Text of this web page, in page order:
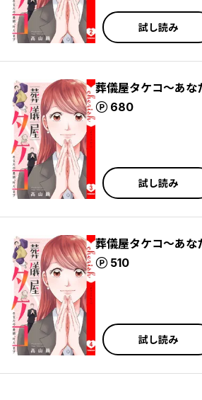
試し読み
葬儀屋タケコ～あな
680
ポイント
試し読み
葬儀屋タケコ～あな
510
ポイント
試し読み